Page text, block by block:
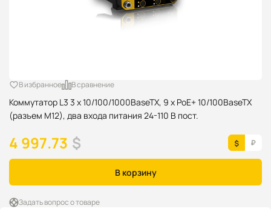
Коммутатор L3 3 x 10/100/1000BaseTX, 9 x PoE+ 10/100BaseTX
(разъем M12), два входа питания 24-110 В пост.
В избранное В сравнение
4 997.73 $
В корзину
Задать вопрос о товаре